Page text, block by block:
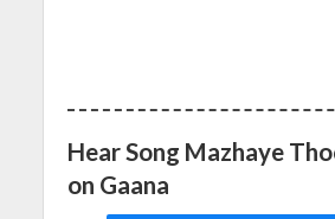
Hear Song Mazhaye
on Gaana